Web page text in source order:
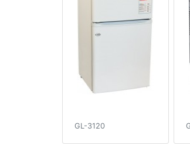
GL-3120